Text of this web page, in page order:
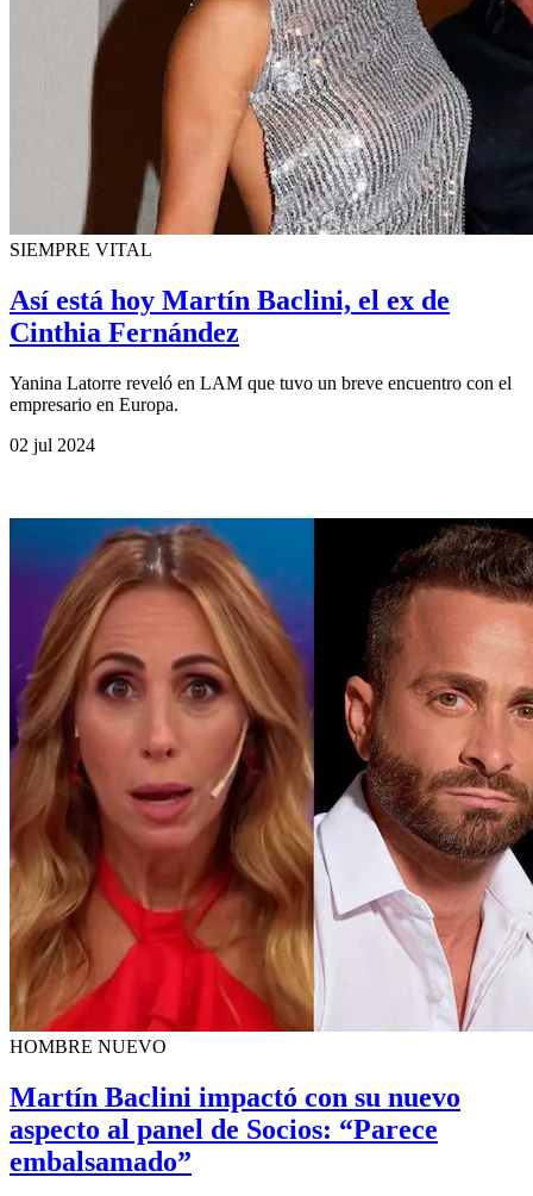
SIEMPRE VITAL
Así está hoy Martín Baclini, el ex de
Cinthia Fernández
Yanina Latorre reveló en LAM que tuvo un breve encuentro con el
empresario en Europa.
02 jul 2024
HOMBRE NUEVO
Martín Baclini impactó con su nuevo
aspecto al panel de Socios: “Parece
embalsamado”